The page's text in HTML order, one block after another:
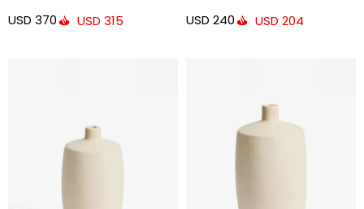
USD 370 USD 315 USD 240 USD 204